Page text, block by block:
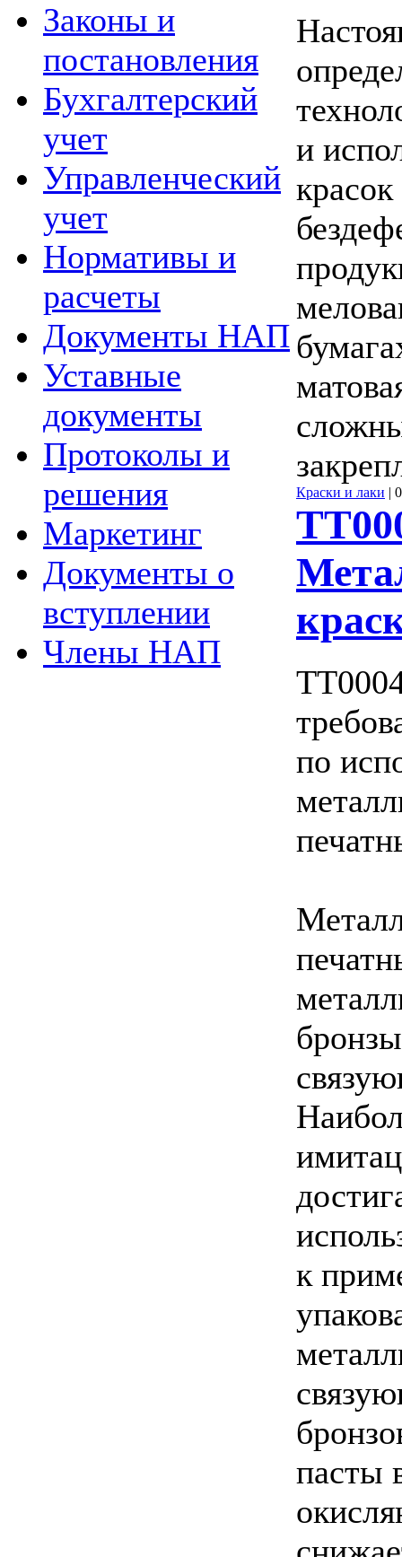
Законы и
постановления
Бухгалтерский
учет
Управленческий
учет
Нормативы и
расчеты
Документы НАП
Уставные
документы
Протоколы и
решения
Маркетинг
Документы о
вступлении
Члены НАП
и
Краски и лаки |
по
к
пасты